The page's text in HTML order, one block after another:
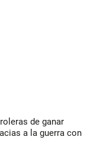
de ganar
a la guerra con